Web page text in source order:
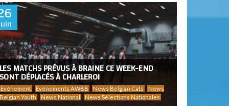
LES MATCHS PRÉVUS À BRAINE CE WEEK-END
SONT DÉPLACÉS À CHARLEROI
Evénement Evénements AWBB News Belgian Cats
News
Belgian Youth
News National News Sélections Nationales